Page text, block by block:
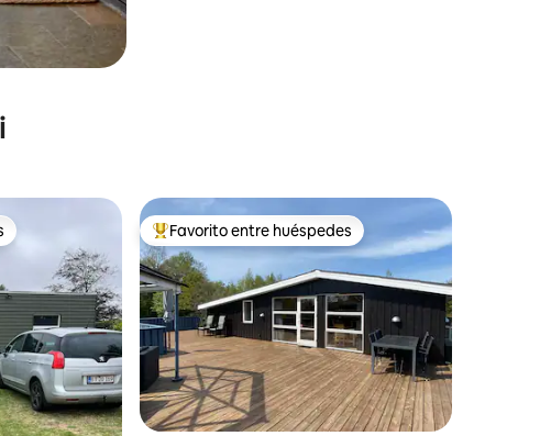
Favorito entre huéspedes preferido
Favorito entre huéspedes